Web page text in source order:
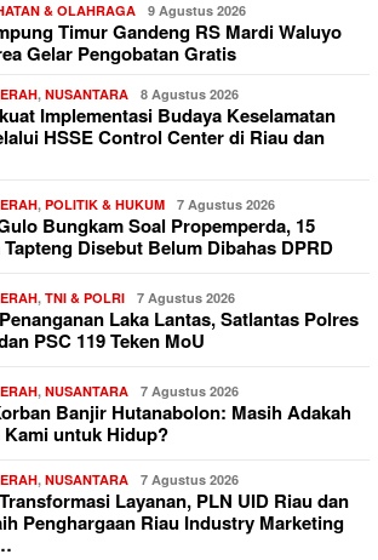
& OLAHRAGA 9 Agustus 2026
Timur Gandeng RS Mardi Waluyo
Gelar Pengobatan Gratis
, NUSANTARA 8 Agustus 2026
Implementasi Budaya Keselamatan
HSSE Control Center di Riau dan
, POLITIK & HUKUM 7 Agustus 2026
Bungkam Soal Propemperda, 15
Tapteng Disebut Belum Dibahas DPRD
, TNI & POLRI 7 Agustus 2026
Laka Lantas, Satlantas Polres
PSC 119 Teken MoU
, NUSANTARA 7 Agustus 2026
Banjir Hutanabolon: Masih Adakah
Kami untuk Hidup?
, NUSANTARA 7 Agustus 2026
Layanan, PLN UID Riau dan
Penghargaan Riau Industry Marketing